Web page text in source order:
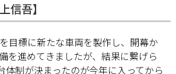
信吾】
目標に新たな車両を製作し、開幕か
を進めてきましたが、結果に繋げら
体制が決まったのが今年に入ってから